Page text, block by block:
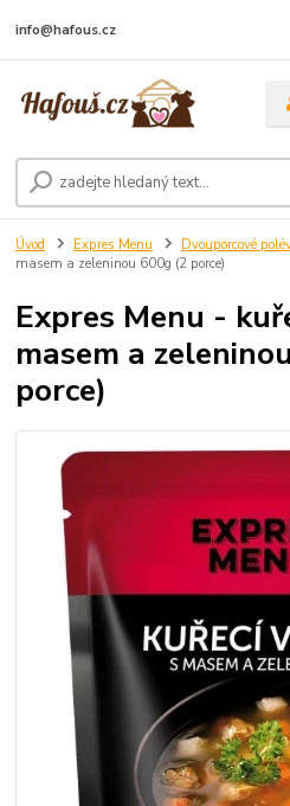
info@hafous.cz
Úvod Expres Menu Dvouporcové
masem a zeleninou 600g (2 porce)
Expres Menu -
masem a
porce)